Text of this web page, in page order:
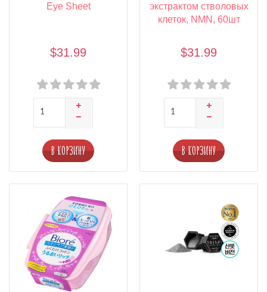
Eye Sheet
$31.99
В КОРЗИНУ
экстрактом стволовых
клеток, NMN, 60шт
$31.99
В КОРЗИНУ